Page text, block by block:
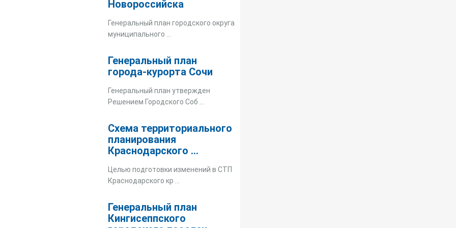
Новороссийска
Генеральный план городского округа
муниципального ...
Генеральный план
города-курорта Сочи
Генеральный план утвержден
Решением Городского Соб ...
Схема территориального
планирования
Краснодарского ...
Целью подготовки изменений в СТП
Краснодарского кр ...
Генеральный план
Кингисеппского